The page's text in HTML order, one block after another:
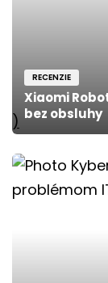
)
RECENZIE
Xiaomi
bez obsluhy